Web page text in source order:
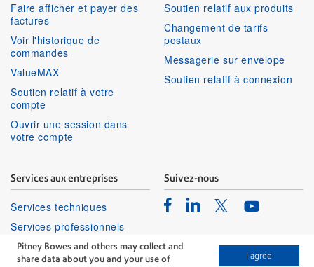
Pitney Bowes and others may collect and
share data about you and your use of
I agree
Faire afficher et payer des
factures
Voir l'historique de
commandes
ValueMAX
Soutien relatif à votre
compte
Ouvrir une session dans
votre compte
Soutien relatif aux produits
Changement de tarifs
postaux
Messagerie sur envelope
Soutien relatif à connexion
Services aux entreprises
Services techniques
Services professionnels
Suivez-nous
FacebookLinkedinTwitterYoutube